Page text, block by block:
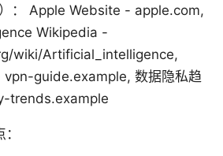
： Apple Website - apple.com,
Wikipedia -
wiki/Artificial_intelligence,
vpn-guide.example, 数据隐私趋
trends.example